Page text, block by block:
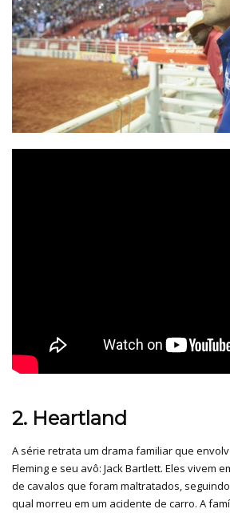
2. Heartland
A série retrata um drama familiar que
Fleming e seu avô: Jack Bartlett. Eles vivem
de cavalos que foram maltratados,
qual morreu em um acidente de carro. A